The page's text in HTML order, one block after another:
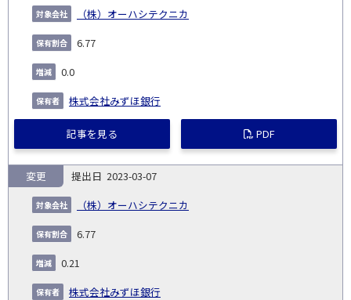
（株）オーハシテクニカ
6.77
0.0
株式会社みずほ銀行
記事を見る PDF
2023-03-07
（株）オーハシテクニカ
変更
6.77
0.21
株式会社みずほ銀行